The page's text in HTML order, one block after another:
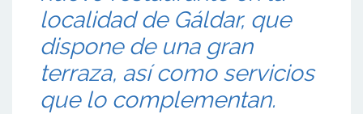
localidad de Gáldar, que
dispone de una gran
terraza, así como servicios
que lo complementan.